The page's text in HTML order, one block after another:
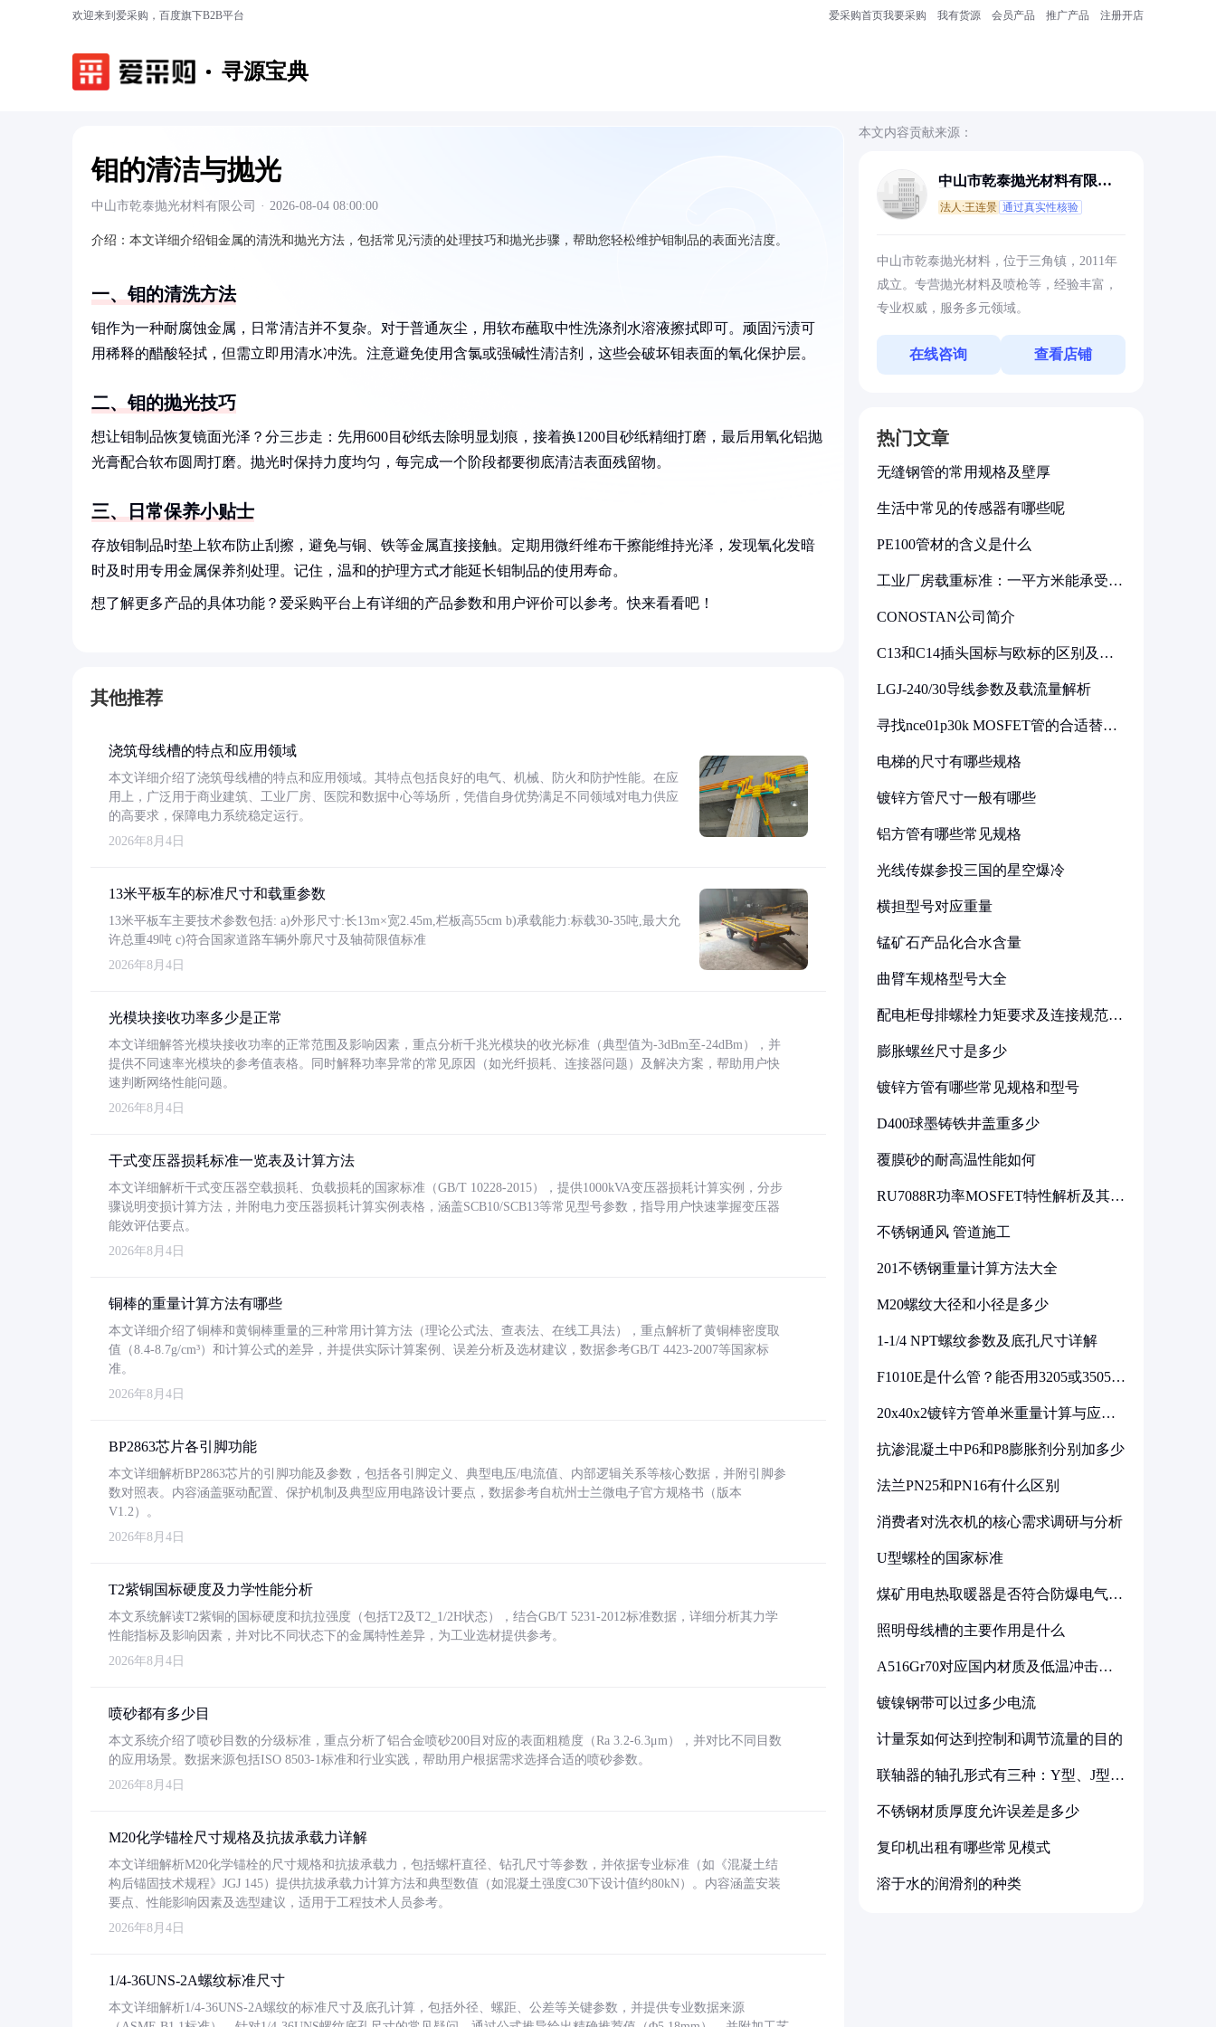
欢迎来到爱采购，百度旗下B2B平台 爱采购首页我要采购 我有货源 会员产品 推广产品 注册开店
寻源宝典
钼的清洁与抛光
中山市乾泰抛光材料有限公司 · 2026-08-04 08:00:00
介绍： 本文详细介绍钼金属的清洗和抛光方法，包括常见污渍的处理技巧和抛光步骤，帮助您轻松维护钼制品的表面光洁度。
一、钼的清洗方法
钼作为一种耐腐蚀金属，日常清洁并不复杂。对于普通灰尘，用软布蘸取中性洗涤剂水溶液擦拭即可。顽固污渍可
用稀释的醋酸轻拭，但需立即用清水冲洗。注意避免使用含氯或强碱性清洁剂，这些会破坏钼表面的氧化保护层。
二、钼的抛光技巧
想让钼制品恢复镜面光泽？分三步走：先用600目砂纸去除明显划痕，接着换1200目砂纸精细打磨，最后用氧化铝抛
光膏配合软布圆周打磨。抛光时保持力度均匀，每完成一个阶段都要彻底清洁表面残留物。
三、日常保养小贴士
存放钼制品时垫上软布防止刮擦，避免与铜、铁等金属直接接触。定期用微纤维布干擦能维持光泽，发现氧化发暗
时及时用专用金属保养剂处理。记住，温和的护理方式才能延长钼制品的使用寿命。
想了解更多产品的具体功能？爱采购平台上有详细的产品参数和用户评价可以参考。快来看看吧！
其他推荐
浇筑母线槽的特点和应用领域
本文详细介绍了浇筑母线槽的特点和应用领域。其特点包括良好的电气、机械、防火和防护性能。在应
用上，广泛用于商业建筑、工业厂房、医院和数据中心等场所，凭借自身优势满足不同领域对电力供应
的高要求，保障电力系统稳定运行。
2026年8月4日
13米平板车的标准尺寸和载重参数
13米平板车主要技术参数包括: a)外形尺寸:长13m×宽2.45m,栏板高55cm b)承载能力:标载30-35吨,最大允
许总重49吨 c)符合国家道路车辆外廓尺寸及轴荷限值标准
2026年8月4日
光模块接收功率多少是正常
本文详细解答光模块接收功率的正常范围及影响因素，重点分析千兆光模块的收光标准（典型值为-3dBm至-24dBm），并
提供不同速率光模块的参考值表格。同时解释功率异常的常见原因（如光纤损耗、连接器问题）及解决方案，帮助用户快
速判断网络性能问题。
2026年8月4日
干式变压器损耗标准一览表及计算方法
本文详细解析干式变压器空载损耗、负载损耗的国家标准（GB/T 10228-2015），提供1000kVA变压器损耗计算实例，分步
骤说明变损计算方法，并附电力变压器损耗计算实例表格，涵盖SCB10/SCB13等常见型号参数，指导用户快速掌握变压器
能效评估要点。
2026年8月4日
铜棒的重量计算方法有哪些
本文详细介绍了铜棒和黄铜棒重量的三种常用计算方法（理论公式法、查表法、在线工具法），重点解析了黄铜棒密度取
值（8.4-8.7g/cm³）和计算公式的差异，并提供实际计算案例、误差分析及选材建议，数据参考GB/T 4423-2007等国家标
准。
2026年8月4日
BP2863芯片各引脚功能
本文详细解析BP2863芯片的引脚功能及参数，包括各引脚定义、典型电压/电流值、内部逻辑关系等核心数据，并附引脚参
数对照表。内容涵盖驱动配置、保护机制及典型应用电路设计要点，数据参考自杭州士兰微电子官方规格书（版本
V1.2）。
2026年8月4日
T2紫铜国标硬度及力学性能分析
本文系统解读T2紫铜的国标硬度和抗拉强度（包括T2及T2_1/2H状态），结合GB/T 5231-2012标准数据，详细分析其力学
性能指标及影响因素，并对比不同状态下的金属特性差异，为工业选材提供参考。
2026年8月4日
喷砂都有多少目
本文系统介绍了喷砂目数的分级标准，重点分析了铝合金喷砂200目对应的表面粗糙度（Ra 3.2-6.3μm），并对比不同目数
的应用场景。数据来源包括ISO 8503-1标准和行业实践，帮助用户根据需求选择合适的喷砂参数。
2026年8月4日
M20化学锚栓尺寸规格及抗拔承载力详解
本文详细解析M20化学锚栓的尺寸规格和抗拔承载力，包括螺杆直径、钻孔尺寸等参数，并依据专业标准（如《混凝土结
构后锚固技术规程》JGJ 145）提供抗拔承载力计算方法和典型数值（如混凝土强度C30下设计值约80kN）。内容涵盖安装
要点、性能影响因素及选型建议，适用于工程技术人员参考。
2026年8月4日
1/4-36UNS-2A螺纹标准尺寸
本文详细解析1/4-36UNS-2A螺纹的标准尺寸及底孔计算，包括外径、螺距、公差等关键参数，并提供专业数据来源
本文内容贡献来源：
中山市乾泰抛光材料有限公
法人:王连景 通过真实性核验
中山市乾泰抛光材料，位于三角镇，2011年
成立。专营抛光材料及喷枪等，经验丰富，
专业权威，服务多元领域。
在线咨询 查看店铺
热门文章
无缝钢管的常用规格及壁厚
生活中常见的传感器有哪些呢
PE100管材的含义是什么
工业厂房载重标准：一平方米能承受多
CONOSTAN公司简介
C13和C14插头国标与欧标的区别及其
LGJ-240/30导线参数及载流量解析
寻找nce01p30k MOSFET管的合适替代
电梯的尺寸有哪些规格
镀锌方管尺寸一般有哪些
铝方管有哪些常见规格
光线传媒参投三国的星空爆冷
横担型号对应重量
锰矿石产品化合水含量
曲臂车规格型号大全
配电柜母排螺栓力矩要求及连接规范详
膨胀螺丝尺寸是多少
镀锌方管有哪些常见规格和型号
D400球墨铸铁井盖重多少
覆膜砂的耐高温性能如何
RU7088R功率MOSFET特性解析及其在
不锈钢通风 管道施工
201不锈钢重量计算方法大全
M20螺纹大径和小径是多少
1-1/4 NPT螺纹参数及底孔尺寸详解
F1010E是什么管？能否用3205或3505代
20x40x2镀锌方管单米重量计算与应用
抗渗混凝土中P6和P8膨胀剂分别加多少
法兰PN25和PN16有什么区别
消费者对洗衣机的核心需求调研与分析
U型螺栓的国家标准
煤矿用电热取暖器是否符合防爆电气设
照明母线槽的主要作用是什么
A516Gr70对应国内材质及低温冲击要
镀镍钢带可以过多少电流
计量泵如何达到控制和调节流量的目的
联轴器的轴孔形式有三种：Y型、J型、
不锈钢材质厚度允许误差是多少
复印机出租有哪些常见模式
溶于水的润滑剂的种类